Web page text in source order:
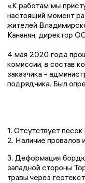
«К работам мы
настоящий момент
жителей
Кананян, директор
4 мая 2020 года
комиссии, в состав
заказчика -
подрядчика. Был
1. Отсутствует
2. Наличие провалов
3. Деформация
западной стороны
травы через